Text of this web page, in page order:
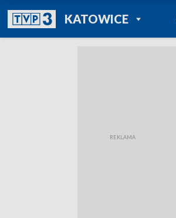
KATOWICEPOWRÓT DO
TVP REGIONY